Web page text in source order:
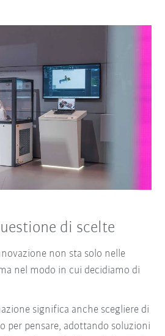
di scelte
non sta solo nelle
nel modo in cui decidiamo di
significa anche scegliere di
per pensare, adottando soluzioni